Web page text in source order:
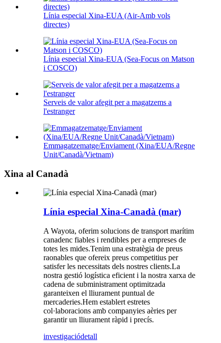
Línia especial Xina-EUA (Air-Amb vols
directes)
Línia especial Xina-EUA (Sea-Focus on Matson
i COSCO)
Serveis de valor afegit per a magatzems a
l'estranger
Emmagatzematge/Enviament (Xina/EUA/Regne
Unit/Canadà/Vietnam)
Xina al Canadà
Línia especial Xina-Canadà (mar)
A Wayota, oferim solucions de transport marítim
canadenc fiables i rendibles per a empreses de
totes les mides.Tenim una estratègia de preus
raonables que ofereix preus competitius per
satisfer les necessitats dels nostres clients.La
nostra gestió logística eficient i la nostra xarxa de
cadena de subministrament optimitzada
garanteixen el lliurament puntual de
mercaderies.Hem establert estretes
col·laboracions amb companyies aèries per
garantir un lliurament ràpid i precís.
investigaciódetall